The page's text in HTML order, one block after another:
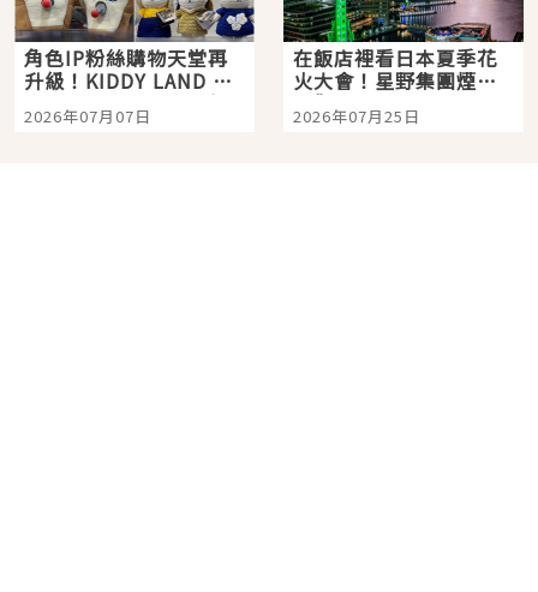
角色IP粉絲購物天堂再
升級！KIDDY LAND 原
宿店吉伊卡哇迎客，新
開幕 OMOKADO 店3分
2026年07月07日
在飯店裡看日本夏季花
火大會！星野集團煙火
景觀飯店6選，讓你不用
人擠人悠閒欣賞
2026年07月25日